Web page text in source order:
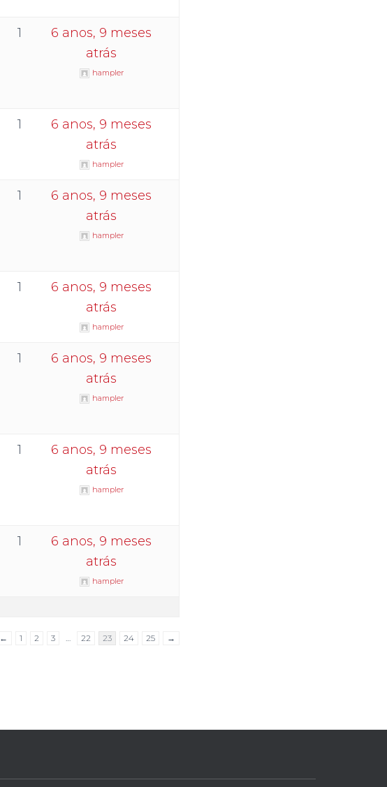
1
6 anos, 9 meses
atrás
hampler
1
6 anos, 9 meses
atrás
hampler
1
6 anos, 9 meses
atrás
hampler
1
6 anos, 9 meses
atrás
hampler
1
6 anos, 9 meses
atrás
hampler
1
6 anos, 9 meses
atrás
hampler
1
6 anos, 9 meses
atrás
hampler
← 1 2 3 22 23 24 25 →